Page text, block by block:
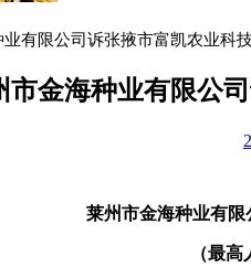
有限公司诉张掖市富凯农业科
市金海种业有限公
莱州市金海种业有
（最